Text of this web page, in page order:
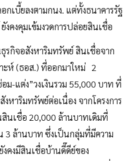
เบี้ยลงตามกนง. แต่ทั้งธนาคารรัฐ
คงคุมเข้มงวดการปล่อยสินเชื่อ
รกิจอสังหาริมทรัพย์ สินเชื่อจาก
าะห์ (ธอส.) ที่ออกมาใหม่ 2
อม-แต่ง”วงเงินรวม 55,000 บาท ที่
หาริมทรัพย์ต่อเนื่อง จากโครงการ
สินเชื่อ 20,000 ล้านบาทเดิมที่
3 ล้านบาท ซึ่งเป็นกลุ่มที่มีความ
งคงมีสินเชื่อบ้านดี๊ดีย์ของ